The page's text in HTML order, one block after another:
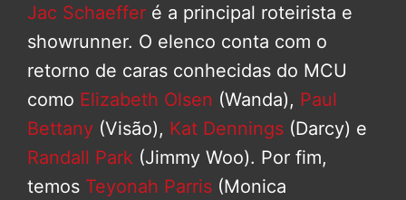
Jac Schaeffer é a principal roteirista e
showrunner. O elenco conta com o
retorno de caras conhecidas do MCU
como Elizabeth Olsen (Wanda), Paul
Bettany (Visão), Kat Dennings (Darcy) e
Randall Park (Jimmy Woo). Por fim,
temos Teyonah Parris (Monica